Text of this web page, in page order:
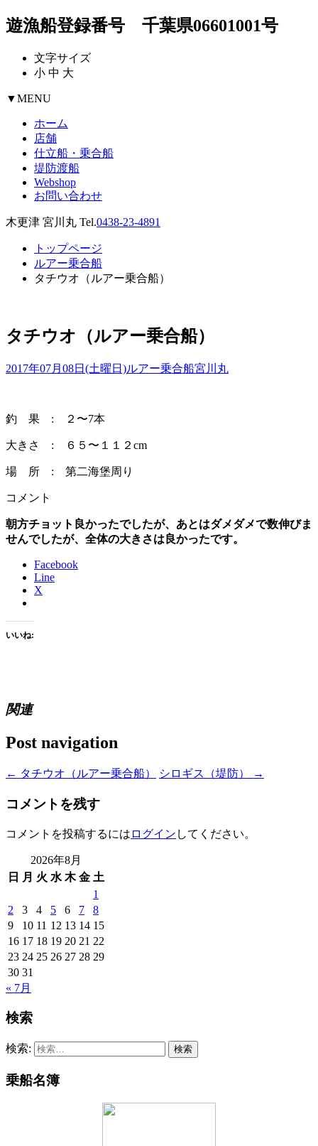
遊漁船登録番号 千葉県06601001号
文字サイズ
小 中 大
▼MENU
ホーム
店舗
仕立船・乗合船
堤防渡船
Webshop
お問い合わせ
木更津 宮川丸 Tel.0438-23-4891
トップページ
ルアー乗合船
タチウオ（ルアー乗合船）
タチウオ（ルアー乗合船）
2017年07月08日(土曜日)ルアー乗合船宮川丸
釣 果 : ２〜7本
大きさ : ６５〜１１２cm
場 所 : 第二海堡周り
コメント
朝方チョット良かったでしたが、あとはダメダメで数伸びま
せんでしたが、全体の大きさは良かったです。
Facebook
Line
X
いいね:
関連
Post navigation
← タチウオ（ルアー乗合船） シロギス（堤防） →
コメントを残す
コメントを投稿するには ログイン してください。
2026年8月
日
月 火 水 木 金 土
1
2
3 4 5 6 7
8
9
10 11 12 13 14 15
16 17 18 19 20 21 22
23 24 25 26 27 28 29
30 31
« 7月
検索
検索:
乗船名簿